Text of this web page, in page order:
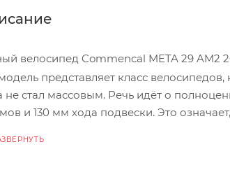
велосипед Commencal META 29 AM2
представляет класс
не стал массовым. Речь идёт о
и 130 мм хода подвески. Это